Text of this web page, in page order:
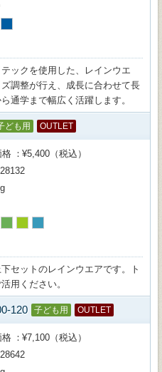
ックを使用した、レインウエ
調整が行え、成長に合わせて長
通学まで幅広く活躍します。
ども用 OUTLET
格
¥5,400（税込）
セットのレインウエアです。ト
用ください。
120 子ども用 OUTLET
格
¥7,100（税込）